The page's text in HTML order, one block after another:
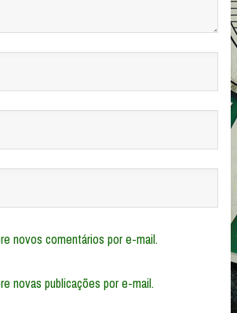
novos comentários por e-mail.
novas publicações por e-mail.